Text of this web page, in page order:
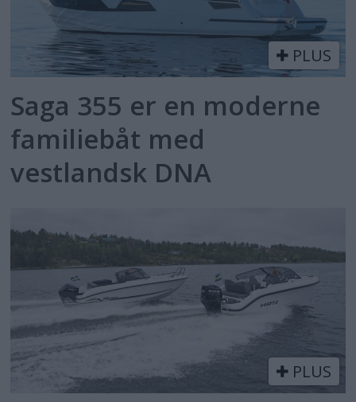
PLUS
Saga 355 er en moderne
familiebåt med
vestlandsk DNA
PLUS